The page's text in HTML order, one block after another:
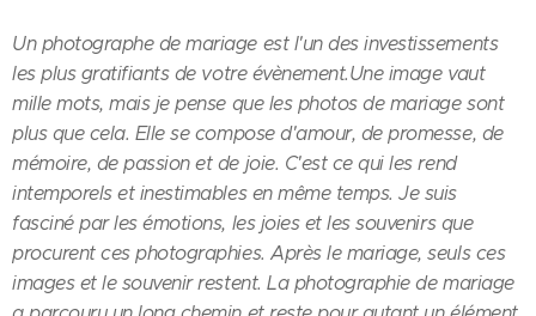
Un photographe de mariage est l'un des investissements
les plus gratifiants de votre évènement.Une image vaut
mille mots, mais je pense que les photos de mariage sont
plus que cela. Elle se compose d'amour, de promesse, de
mémoire, de passion et de joie. C'est ce qui les rend
intemporels et inestimables en même temps. Je suis
fasciné par les émotions, les joies et les souvenirs que
procurent ces photographies. Après le mariage, seuls ces
images et le souvenir restent. La photographie de mariage